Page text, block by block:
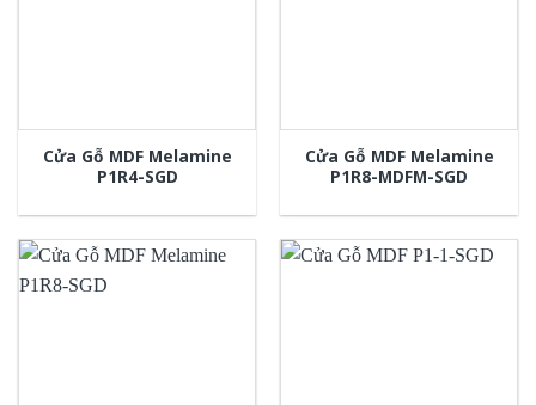
Cửa Gỗ MDF Melamine
P1R4-SGD
Cửa Gỗ MDF Melamine
P1R8-MDFM-SGD